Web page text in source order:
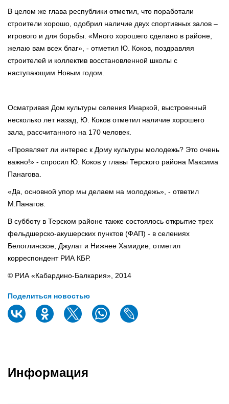
В целом же глава республики отметил, что поработали
строители хорошо, одобрил наличие двух спортивных залов –
игрового и для борьбы. «Много хорошего сделано в районе,
желаю вам всех благ», - отметил Ю. Коков, поздравляя
строителей и коллектив восстановленной школы с
наступающим Новым годом.
Осматривая Дом культуры селения Инаркой, выстроенный
несколько лет назад, Ю. Коков отметил наличие хорошего
зала, рассчитанного на 170 человек.
«Проявляет ли интерес к Дому культуры молодежь? Это очень
важно!» - спросил Ю. Коков у главы Терского района Максима
Панагова.
«Да, основной упор мы делаем на молодежь», - ответил
М.Панагов.
В субботу в Терском районе также состоялось открытие трех
фельдшерско-акушерских пунктов (ФАП) - в селениях
Белоглинское, Джулат и Нижнее Хамидие, отметил
корреспондент РИА КБР.
© РИА «Кабардино-Балкария», 2014
Поделиться новостью
Информация